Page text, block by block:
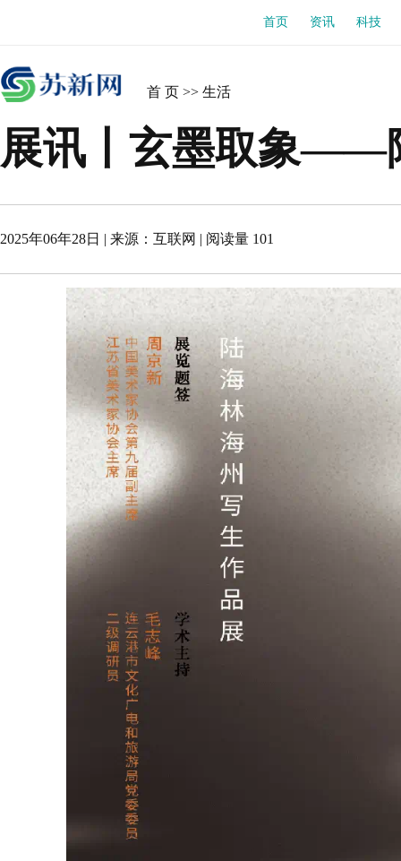
首页 资讯 科技
首 页 >> 生活
展讯丨玄墨取象——
2025年06年28日 | 来源： 互联网 | 阅读量 101